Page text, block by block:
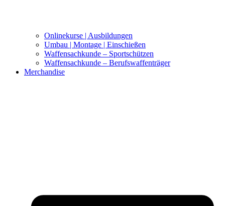
Onlinekurse | Ausbildungen
Umbau | Montage | Einschießen
Waffensachkunde – Sportschützen
Waffensachkunde – Berufswaffenträger
Merchandise